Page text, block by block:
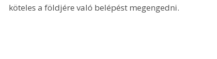
köteles a földjére való belépést megengedni.